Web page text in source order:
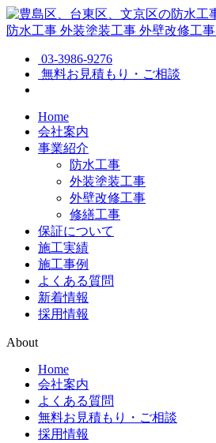
防水工事 外装塗装工事 外壁改修工事
03-3986-9276
無料お見積もり・ご相談
Home
会社案内
事業紹介
防水工事
外装塗装工事
外壁改修工事
修繕工事
保証について
施工実績
施工事例
よくある質問
新着情報
採用情報
About
Home
会社案内
よくある質問
無料お見積もり・ご相談
採用情報